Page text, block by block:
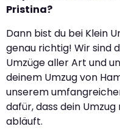
Pristina?
Dann bist du bei Klein
genau richtig! Wir sind
Umzüge aller Art und
deinem Umzug von
unserem
dafür, dass dein
abläuft.